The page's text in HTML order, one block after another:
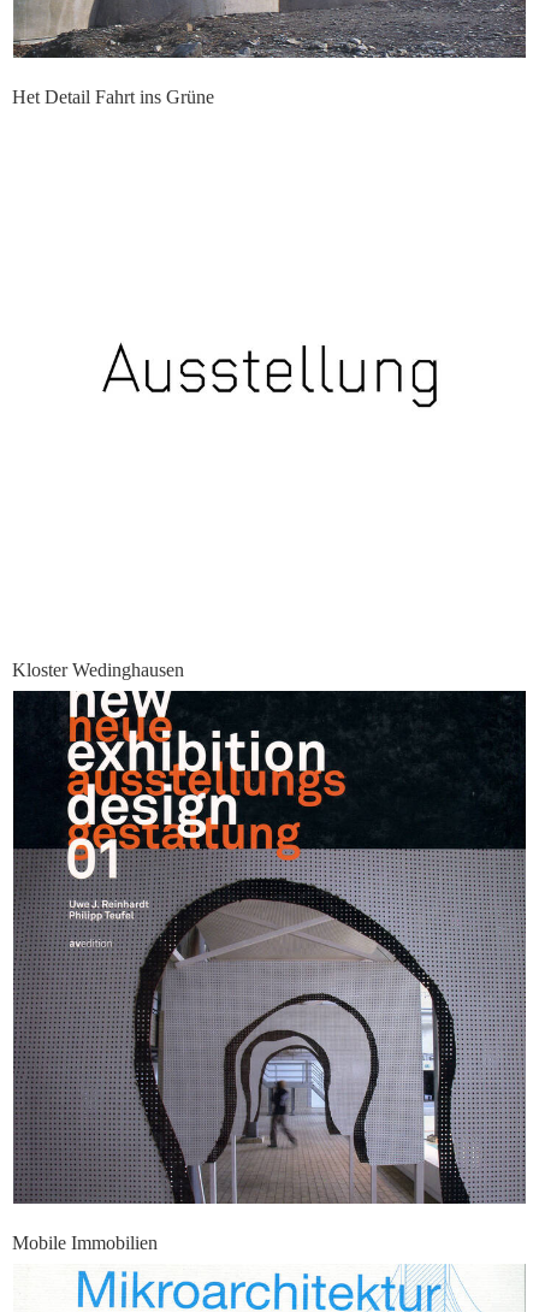
Het Detail Fahrt ins Grüne
Kloster Wedinghausen
Mobile Immobilien